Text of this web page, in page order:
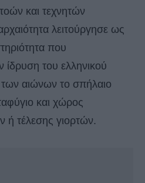
και τεχνητών
λειτούργησε ως
που
ίδρυση του ελληνικού
αιώνων το σπήλαιο
και χώρος
ή τέλεσης γιορτών.